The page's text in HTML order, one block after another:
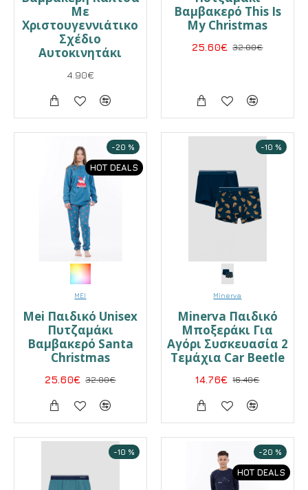
Με
Χριστουγεννιάτικο
Σχέδιο
Αυτοκινητάκι
4.90€
Βαμβακερό This Is
My Christmas
25.60€ 32.00€
HOT DEALS
-20 %
MEI
Mei Παιδικό Unisex
Πυτζαμάκι
Βαμβακερό Santa
Christmas
25.60€ 32.00€
-10 %
Minerva
Minerva Παιδικό
Μποξεράκι Για
Αγόρι Συσκευασία 2
Τεμάχια Car Beetle
14.76€ 16.40€
-10 %
HOT DEALS
-20 %